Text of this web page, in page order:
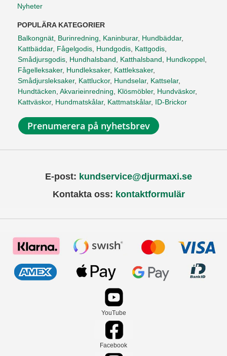
Nyheter
POPULÄRA KATEGORIER
Balkongnät, Burinredning, Kaninburar, Hundbäddar,
Kattbäddar, Fågelgodis, Hundgodis, Kattgodis,
Smådjursgodis, Hundhalsband, Katthalsband, Hundkoppel,
Fågelleksaker, Hundleksaker, Kattleksaker,
Smådjursleksaker, Kattluckor, Hundselar, Kattselar,
Hundtäcken, Akvarieinredning, Klösmöbler, Hundväskor,
Kattväskor, Hundmatskålar, Kattmatskålar, ID-Brickor
Prenumerera på nyhetsbrev
E-post: kundservice@djurmaxi.se
Kontakta oss: kontaktformulär
YouTube
Facebook